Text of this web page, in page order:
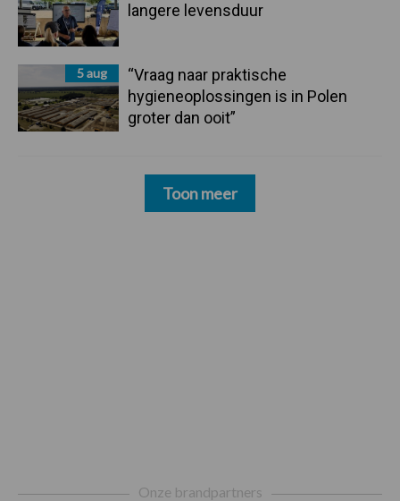
langere levensduur
5 aug
“Vraag naar praktische
hygieneoplossingen is in Polen
groter dan ooit”
Toon meer
Onze brandpartners